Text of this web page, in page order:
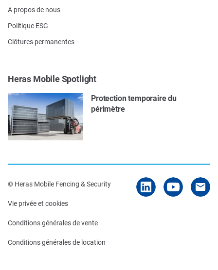
A propos de nous
Politique ESG
Clôtures permanentes
Heras Mobile Spotlight
Protection temporaire du
périmètre
© Heras Mobile Fencing & Security
Vie privée et cookies
Conditions générales de vente
Conditions générales de location